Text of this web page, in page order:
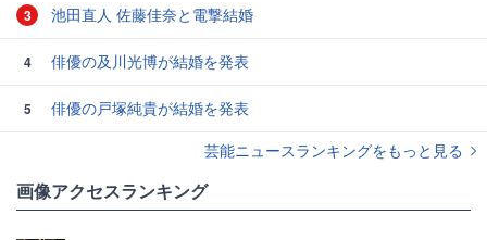
3 池田直人 佐藤佳奈と電撃結婚
4 俳優の及川光博が結婚を発表
5
俳優の戸塚純貴が結婚を発表
芸能ニュースランキングをもっと見る
画像アクセスランキング